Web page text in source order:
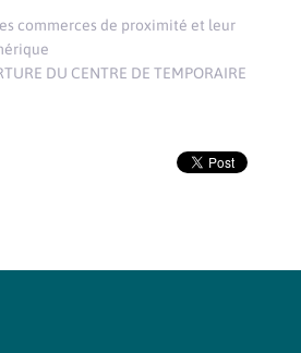
commerces de proximité et leur
DU CENTRE DE TEMPORAIRE